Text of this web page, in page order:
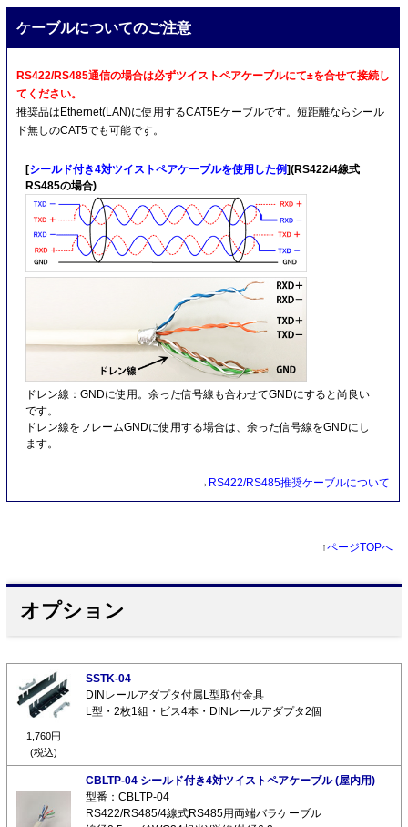
ケーブルについてのご注意
RS422/RS485通信の場合は必ずツイストペアケーブルにて±を合せて接続し
てください。
推奨品はEthernet(LAN)に使用するCAT5Eケーブルです。短距離ならシール
ド無しのCAT5でも可能です。
[シールド付き4対ツイストペアケーブルを使用した例](RS422/4線式
RS485の場合)
ドレン線：GNDに使用。余った信号線も合わせてGNDにすると尚良い
です。
ドレン線をフレームGNDに使用する場合は、余った信号線をGNDにし
ます。
→ RS422/RS485推奨ケーブルについて
↑ページTOPへ
オプション
1,760円
(税込)
SSTK-04
DINレールアダプタ付属L型取付金具
L型・2枚1組・ビス4本・DINレールアダプタ2個
CBLTP-04 シールド付き4対ツイストペアケーブル (屋内用)
型番：CBLTP-04
RS422/RS485/4線式RS485用両端バラケーブル